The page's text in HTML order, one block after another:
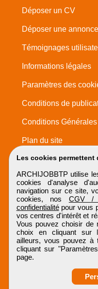
Les cookies permettent
ARCHIJOBBTP utilise
cookies d'analyse
navigation sur ce site,
cookies, nos CGV /
confidentialitépour vous
vos centres d'intérêt et
Vous pouvez choisir de
choix en cliquant sur
ailleurs, vous pouvez à
cliquant sur
page.
Déposer un CV
Déposer une annonce
Témoignages
Informations légales
Paramètres des
Conditions de
Conditions
Plan du site